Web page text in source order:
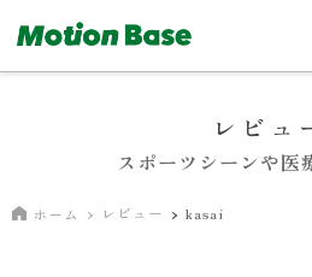
レビュ
スポーツシーンや医
ホーム レビュー kasai